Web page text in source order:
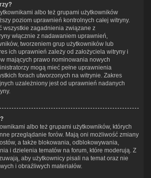
albo też grupami użytkowników
poziom uprawnień kontrolnych całej witryny.
wszystkie zagadnienia związane z
włącznie z nadawaniem uprawnień,
tworzeniem grup użytkowników lub
ich uprawnień zależy od założyciela witryny i
mających prawo nominowania nowych
mogą mieć pełne uprawnienia
forach utworzonych na witrynie. Zakres
uzależniony jest od uprawnień nadanych
albo też grupami użytkowników, których
przeglądanie forów. Mają oni możliwość zmiany
a także blokowania, odblokowywania,
i dzielenia tematów na forum, które moderują. Z
aby użytkownicy pisali na temat oraz nie
i obraźliwych materiałów.